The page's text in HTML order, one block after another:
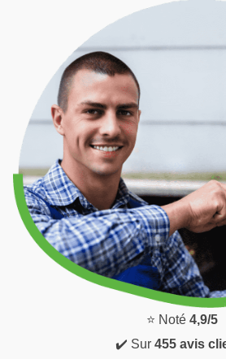
⭐ Noté 4,9/5
✔️ Sur 455 avis